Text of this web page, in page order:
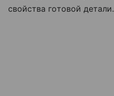
свойства готовой детали.